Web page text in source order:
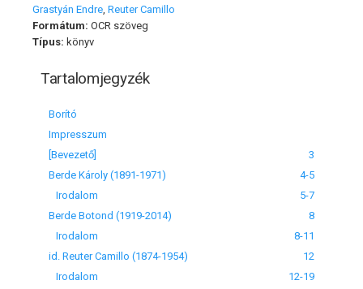
Grastyán Endre Reuter Camillo
Formátum: OCR szöveg
Típus: könyv
Tartalomjegyzék
Borító
Impresszum
[Bevezető]
3
Berde Károly (1891-1971)
4-5
Irodalom
5-7
Berde Botond (1919-2014)
8
Irodalom
8-11
id. Reuter Camillo (1874-1954)
12
Irodalom
12-19